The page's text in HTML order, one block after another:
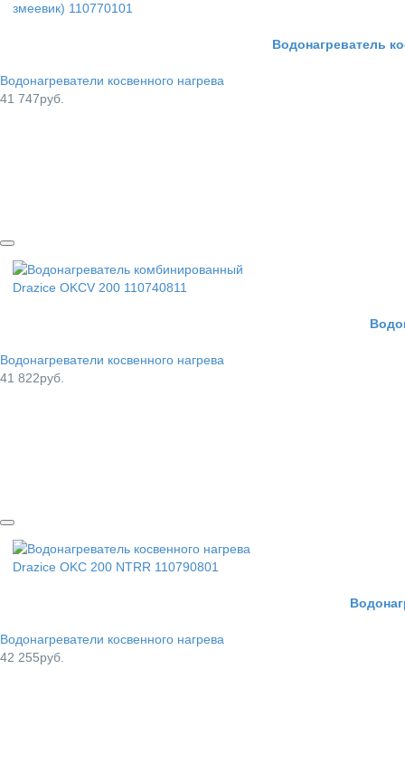
Водонагреватель
Водонагреватели косвенного нагрева
41 747руб.
Водонагреватели косвенного нагрева
41 822руб.
Водонагреватели косвенного нагрева
42 255руб.